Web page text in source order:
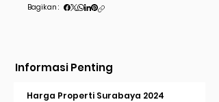
Bagikan :
Informasi Penting
Harga Properti Surabaya 2024